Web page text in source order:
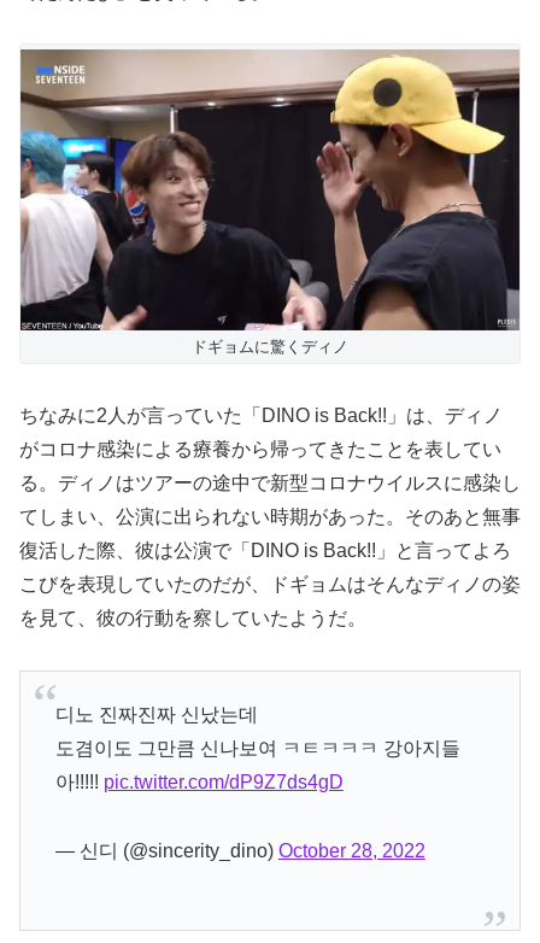
ドギョムに驚くディノ
ちなみに2人が言っていた「DINO is Back!!」は、ディノ
がコロナ感染による療養から帰ってきたことを表してい
る。ディノはツアーの途中で新型コロナウイルスに感染し
てしまい、公演に出られない時期があった。そのあと無事
復活した際、彼は公演で「DINO is Back!!」と言ってよろ
こびを表現していたのだが、ドギョムはそんなディノの姿
を見て、彼の行動を察していたようだ。
디노 진짜진짜 신났는데
도겸이도 그만큼 신나보여 ㅋㅌㅋㅋㅋ 강아지들
아!!!!! pic.twitter.com/dP9Z7ds4gD
— 신디 (@sincerity_dino) October 28, 2022